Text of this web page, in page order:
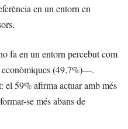
en un entorn en
fa en un entorn percebut com
econòmiques (49,7%)—.
el 59% afirma actuar amb més
se més abans de